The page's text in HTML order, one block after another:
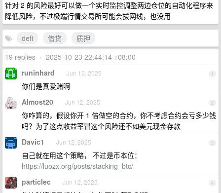
针对 2 的风险最好可以做一个实时监控调整两边仓位的自动化程序来
降低风险，不过极端行情交易所可能会拔网线，也没用
defi 借贷
质押
19 replies • 2025-10-23 22:44:14 +08:00
1
runinhard Jun 12, 2025
你们是真爱赌啊
2
Almost20 Jun 12, 2025
你咋算的，假设你开 1 倍做空的合约，你不考虑合约会亏多少钱
吗？为了这点收益率冒这个风险还不如美元现金存款
3
Davic1 Jun 12, 2025
自己就在用这个策略， 不过是币本位：
https://luozx.org/posts/stacking_btc/
4
particlec Jun 12, 2025